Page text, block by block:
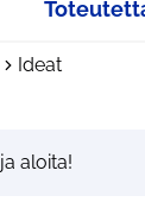
Ideat
ja aloita!